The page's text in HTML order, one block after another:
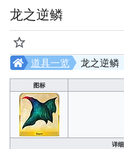
龙之逆鳞
监视
龙之逆鳞
道具一览
图标
详